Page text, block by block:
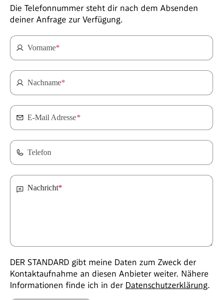
Die Telefonnummer steht dir nach dem Absenden
deiner Anfrage zur Verfügung.
Vorname*
Nachname*
E-Mail Adresse*
Telefon
Nachricht*
DER STANDARD gibt meine Daten zum Zweck der
Kontaktaufnahme an diesen Anbieter weiter. Nähere
Informationen finde ich in der Datenschutzerklärung.